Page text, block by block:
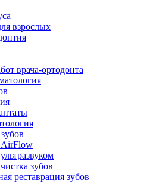
взрослых
врача-ортодонта
AirFlow
зубов
реставрация зубов